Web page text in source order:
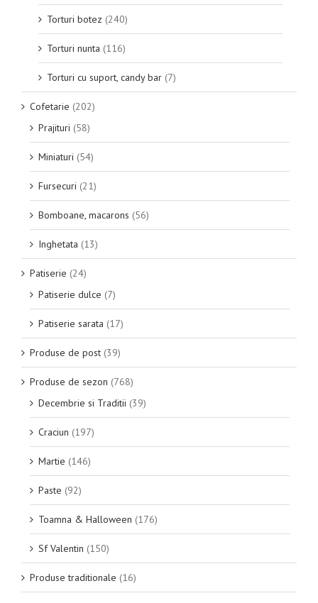
Torturi botez (240)
Torturi nunta (116)
Torturi cu suport, candy bar (7)
Cofetarie (202)
Prajituri (58)
Miniaturi (54)
Fursecuri (21)
Bomboane, macarons (56)
Inghetata (13)
Patiserie (24)
Patiserie dulce (7)
Patiserie sarata (17)
Produse de post (39)
Produse de sezon (768)
Decembrie si Traditii (39)
Craciun (197)
Martie (146)
Paste (92)
Toamna & Halloween (176)
Sf Valentin (150)
Produse traditionale (16)